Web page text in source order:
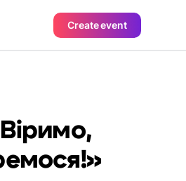
Create event